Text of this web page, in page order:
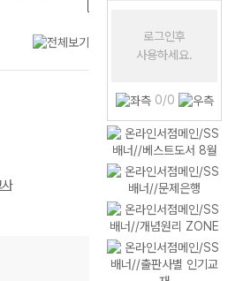
로그인후
사용하세요.
0/0